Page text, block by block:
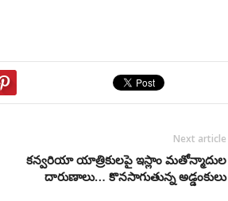
Next article
క‌న్వ‌రియా యాత్రికుల‌పై ఇస్లాం మ‌తోన్మాదుల
దారుణాలు… కొన‌సాగుతున్న అడ్డంకులు